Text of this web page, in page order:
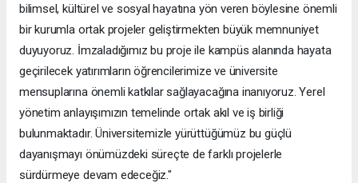
bilimsel, kültürel ve sosyal hayatına yön veren böylesine önemli
bir kurumla ortak projeler geliştirmekten büyük memnuniyet
duyuyoruz. İmzaladığımız bu proje ile kampüs alanında hayata
geçirilecek yatırımların öğrencilerimize ve üniversite
mensuplarına önemli katkılar sağlayacağına inanıyoruz. Yerel
yönetim anlayışımızın temelinde ortak akıl ve iş birliği
bulunmaktadır. Üniversitemizle yürüttüğümüz bu güçlü
dayanışmayı önümüzdeki süreçte de farklı projelerle
sürdürmeye devam edeceğiz."